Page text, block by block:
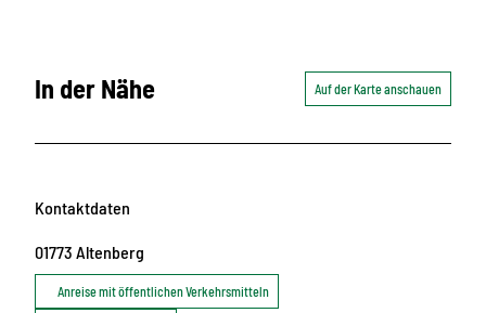
In der Nähe Auf der Karte anschauen
Kontaktdaten
01773 Altenberg
Anreise mit öffentlichen Verkehrsmitteln